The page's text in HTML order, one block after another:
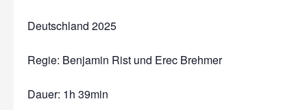
Deutschland 2025
Regie: Benjamin Rist und Erec Brehmer
Dauer: 1h 39min